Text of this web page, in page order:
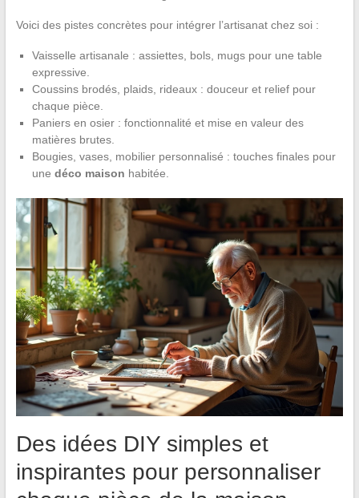
Voici des pistes concrètes pour intégrer l’artisanat chez soi :
Vaisselle artisanale : assiettes, bols, mugs pour une table
expressive.
Coussins brodés, plaids, rideaux : douceur et relief pour
chaque pièce.
Paniers en osier : fonctionnalité et mise en valeur des
matières brutes.
Bougies, vases, mobilier personnalisé : touches finales pour
une déco maison habitée.
Des idées DIY simples et
inspirantes pour personnaliser